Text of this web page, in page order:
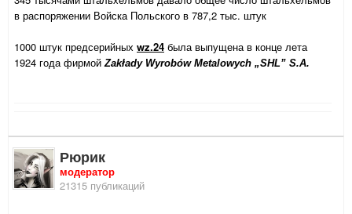
в распоряжении Войска Польского в 787,2 тыс. штук
1000 штук предсерийных wz.24 была выпущена в конце лета
1924 года фирмойZakłady Wyrobów Metalowych „SHL” S.A.
Рюрик
модератор
21315 публикаций